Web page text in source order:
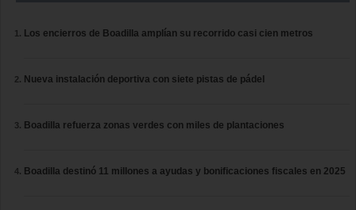
Los encierros de Boadilla amplían su recorrido casi cien metros
Nueva instalación deportiva con siete pistas de pádel
Boadilla refuerza zonas verdes con miles de plantaciones
Boadilla destinó 11 millones a ayudas y bonificaciones fiscales en 2025